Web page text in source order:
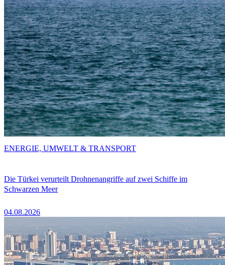
Die Türkei verurteilt Drohnenangriffe auf zwei Schiffe im
Schwarzen Meer
04.08.2026
ENERGIE, UMWELT & TRANSPORT